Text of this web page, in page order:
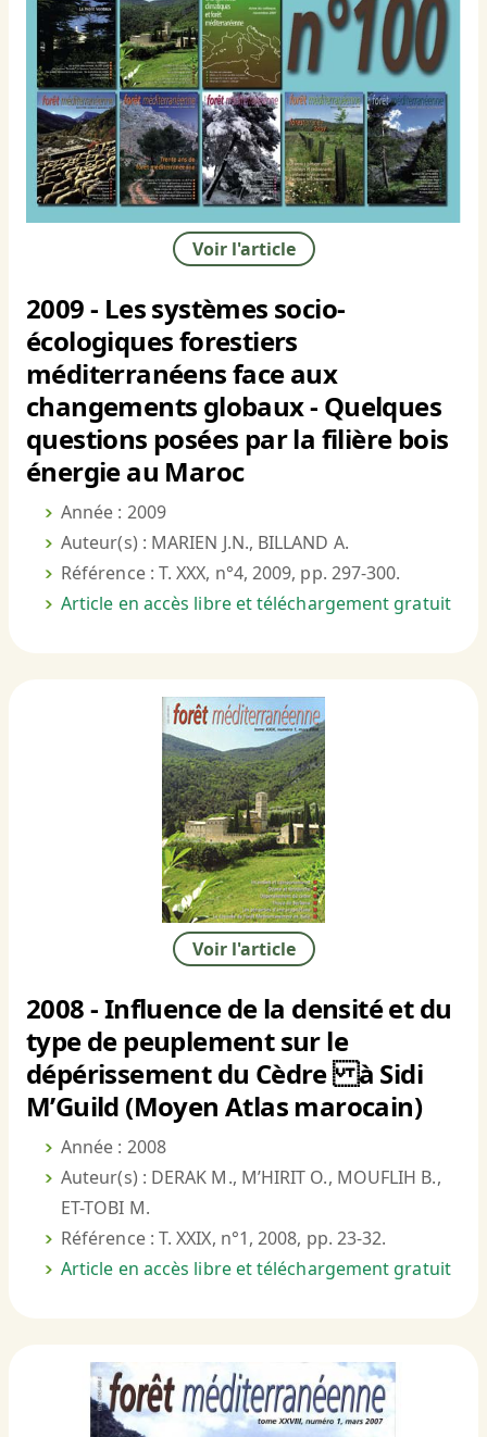
Voir l'article
2009 - Les systèmes socio-
écologiques forestiers
méditerranéens face aux
changements globaux - Quelques
questions posées par la filière bois
énergie au Maroc
Année : 2009
Auteur(s) : MARIEN J.N., BILLAND A.
Référence : T. XXX, n°4, 2009, pp. 297-300.
Article en accès libre et téléchargement gratuit
Voir l'article
2008 - Influence de la densité et du
type de peuplement sur le
dépérissement du Cèdre à Sidi
M’Guild (Moyen Atlas marocain)
Année : 2008
Auteur(s) : DERAK M., M’HIRIT O., MOUFLIH B.,
ET-TOBI M.
Référence : T. XXIX, n°1, 2008, pp. 23-32.
Article en accès libre et téléchargement gratuit